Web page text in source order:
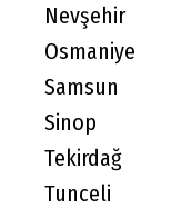
Nevşehir
Osmaniye
Samsun
Sinop
Tekirdağ
Tunceli